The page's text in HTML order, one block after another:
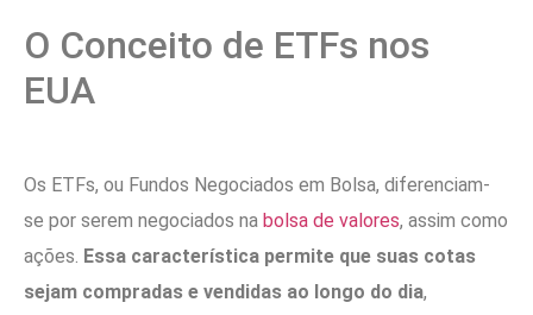
O Conceito de ETFs nos
EUA
Os ETFs, ou Fundos Negociados em Bolsa, diferenciam-
se por serem negociados na bolsa de valores, assim como
ações. Essa característica permite que suas cotas
sejam compradas e vendidas ao longo do dia,